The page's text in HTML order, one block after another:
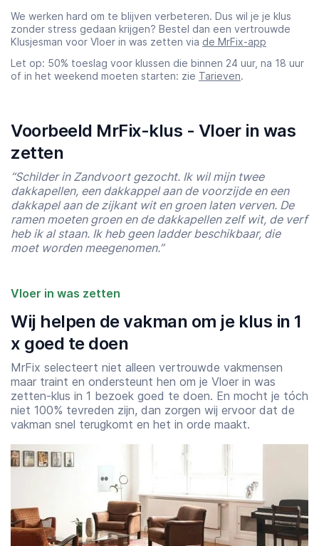
We werken hard om te blijven verbeteren. Dus wil je je klus
zonder stress gedaan krijgen? Bestel dan een vertrouwde
Klusjesman voor Vloer in was zetten via de MrFix-app
Let op: 50% toeslag voor klussen die binnen 24 uur, na 18 uur
of in het weekend moeten starten: zie Tarieven.
Voorbeeld MrFix-klus - Vloer in was
zetten
“Schilder in Zandvoort gezocht. Ik wil mijn twee
dakkapellen, een dakkappel aan de voorzijde en een
dakkapel aan de zijkant wit en groen laten verven. De
ramen moeten groen en de dakkapellen zelf wit, de verf
heb ik al staan. Ik heb geen ladder beschikbaar, die
moet worden meegenomen.”
Vloer in was zetten
Wij helpen de vakman om je klus in 1
x goed te doen
MrFix selecteert niet alleen vertrouwde vakmensen
maar traint en ondersteunt hen om je Vloer in was
zetten-klus in 1 bezoek goed te doen. En mocht je tóch
niet 100% tevreden zijn, dan zorgen wij ervoor dat de
vakman snel terugkomt en het in orde maakt.
Starttijd
Eindtijd
23:00